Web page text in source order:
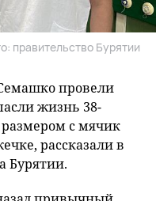
правительство Бурятии
провели
жизнь 38-
с мячик
рассказали в
Бурятии.